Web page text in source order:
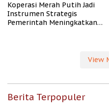
Koperasi Merah Putih Jadi
Instrumen Strategis
Pemerintah Meningkatkan
View
Berita Terpopuler